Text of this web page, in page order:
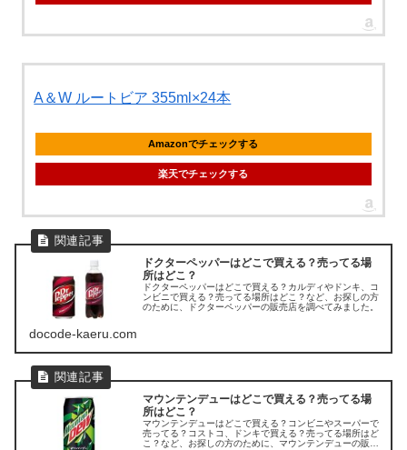
A＆W ルートビア 355ml×24本
Amazonでチェックする
楽天でチェックする
ドクターペッパーはどこで買える？売ってる場
所はどこ？
ドクターペッパーはどこで買える？カルディやドンキ、コ
ンビニで買える？売ってる場所はどこ？など、お探しの方
のために、ドクターペッパーの販売店を調べてみました。
docode-kaeru.com
マウンテンデューはどこで買える？売ってる場
所はどこ？
マウンテンデューはどこで買える？コンビニやスーパーで
売ってる？コストコ、ドンキで買える？売ってる場所はど
こ？など、お探しの方のために、マウンテンデューの販売